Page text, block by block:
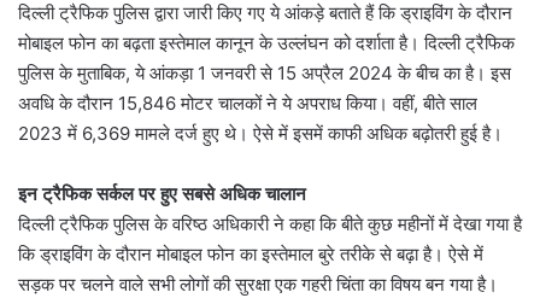
दिल्ली ट्रैफिक पुलिस द्वारा जारी किए गए ये आंकड़े बताते हैं कि ड्राइविंग के दौरान
मोबाइल फोन का बढ़ता इस्तेमाल कानून के उल्लंघन को दर्शाता है। दिल्ली ट्रैफिक
पुलिस के मुताबिक, ये आंकड़ा 1 जनवरी से 15 अप्रैल 2024 के बीच का है। इस
अवधि के दौरान 15,846 मोटर चालकों ने ये अपराध किया। वहीं, बीते साल
2023 में 6,369 मामले दर्ज हुए थे। ऐसे में इसमें काफी अधिक बढ़ोतरी हुई है।
इन ट्रैफिक सर्कल पर हुए सबसे अधिक चालान
दिल्ली ट्रैफिक पुलिस के वरिष्ठ अधिकारी ने कहा कि बीते कुछ महीनों में देखा गया है
कि ड्राइविंग के दौरान मोबाइल फोन का इस्तेमाल बुरे तरीके से बढ़ा है। ऐसे में
सड़क पर चलने वाले सभी लोगों की सुरक्षा एक गहरी चिंता का विषय बन गया है।